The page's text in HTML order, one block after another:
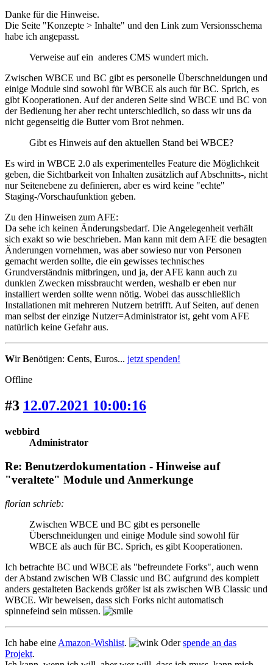
Danke für die Hinweise.
Die Seite "Konzepte > Inhalte" und den Link zum Versionsschema
habe ich angepasst.
Verweise auf ein anderes CMS wundert mich.
Zwischen WBCE und BC gibt es personelle Überschneidungen und
einige Module sind sowohl für WBCE als auch für BC. Sprich, es
gibt Kooperationen. Auf der anderen Seite sind WBCE und BC von
der Bedienung her aber recht unterschiedlich, so dass wir uns da
nicht gegenseitig die Butter vom Brot nehmen.
Gibt es Hinweis auf den aktuellen Stand bei WBCE?
Es wird in WBCE 2.0 als experimentelles Feature die Möglichkeit
geben, die Sichtbarkeit von Inhalten zusätzlich auf Abschnitts-, nicht
nur Seitenebene zu definieren, aber es wird keine "echte"
Staging-/Vorschaufunktion geben.
Zu den Hinweisen zum AFE:
Da sehe ich keinen Änderungsbedarf. Die Angelegenheit verhält
sich exakt so wie beschrieben. Man kann mit dem AFE die besagten
Änderungen vornehmen, was aber sowieso nur von Personen
gemacht werden sollte, die ein gewisses technisches
Grundverständnis mitbringen, und ja, der AFE kann auch zu
dunklen Zwecken missbraucht werden, weshalb er eben nur
installiert werden sollte wenn nötig. Wobei das ausschließlich
Installationen mit mehreren Nutzern betrifft. Auf Seiten, auf denen
man selbst der einzige Nutzer=Administrator ist, geht vom AFE
natürlich keine Gefahr aus.
WirBenötigen: Cents, Euros... jetzt spenden!
Offline
#3 12.07.2021 10:00:16
webbird
Administrator
Re: Benutzerdokumentation - Hinweise auf
"veraltete" Module und Anmerkunge
florian schrieb:
Zwischen WBCE und BC gibt es personelle
Überschneidungen und einige Module sind sowohl für
WBCE als auch für BC. Sprich, es gibt Kooperationen.
Ich betrachte BC und WBCE als "befreundete Forks", auch wenn
der Abstand zwischen WB Classic und BC aufgrund des komplett
anders gestalteten Backends größer ist als zwischen WB Classic und
WBCE. Wir beweisen, dass sich Forks nicht automatisch
spinnefeind sein müssen.
Ich habe eine Amazon-Wishlist. Oderspende an das
Projekt.